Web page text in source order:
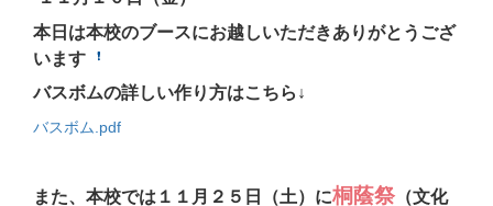
本日は本校のブースにお越しいただきありがとうござ
います
バスボムの詳しい作り方はこちら↓
バスボム.pdf
また、本校では１１月２５日（土）に桐蔭祭 （文化